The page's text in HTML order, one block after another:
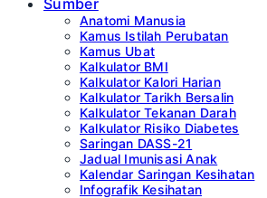
Sumber
Anatomi Manusia
Kamus Istilah Perubatan
Kamus Ubat
Kalkulator BMI
Kalkulator Kalori Harian
Kalkulator Tarikh Bersalin
Kalkulator Tekanan Darah
Kalkulator Risiko Diabetes
Saringan DASS-21
Jadual Imunisasi Anak
Kalendar Saringan Kesihatan
Infografik Kesihatan